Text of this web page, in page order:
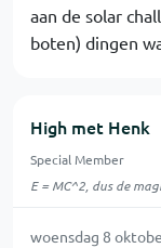
aan de solar
boten) dingen
High met Henk
Special Member
E = MC^2, dus de
woensdag 8